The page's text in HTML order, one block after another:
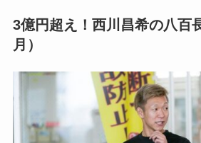
3億円超え！西川昌希の八百
月）